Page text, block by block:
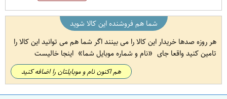
شما هم فروشنده این کالا شوید
هر روزه صدها خریدار این کالا را می بینند اگر شما هم می توانید این کالا را
تامین کنید واقعا جای
نام و شماره موبایل شما اینجا خالیست
هم اکنون نام و موبایلتان را اضافه کنید